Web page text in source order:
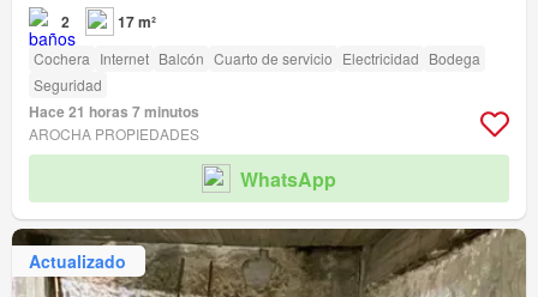
2 17 m²
Cochera Internet Balcón Cuarto de servicio Electricidad Bodega
Seguridad
Hace 21 horas 7 minutos
AROCHA PROPIEDADES
WhatsApp
Actualizado